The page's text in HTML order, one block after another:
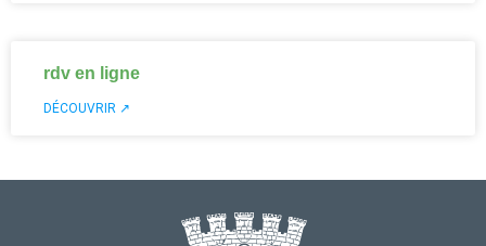
rdv en ligne
DÉCOUVRIR ↗